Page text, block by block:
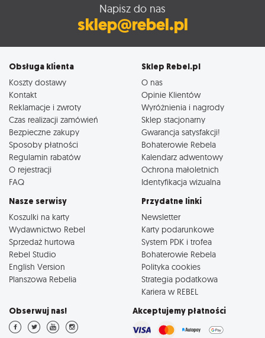
Napisz do nas
sklep@rebel.pl
Obsługa klienta
Koszty dostawy
Kontakt
Reklamacje i zwroty
Czas realizacji zamówień
Bezpieczne zakupy
Sposoby płatności
Regulamin rabatów
O rejestracji
FAQ
Sklep Rebel.pl
O nas
Opinie Klientów
Wyróżnienia i nagrody
Sklep stacjonarny
Gwarancja satysfakcji!
Bohaterowie Rebela
Kalendarz adwentowy
Ochrona małoletnich
Identyfikacja wizualna
Nasze serwisy
Koszulki na karty
Wydawnictwo Rebel
Sprzedaż hurtowa
Rebel Studio
English Version
Planszowa Rebelia
Przydatne linki
Newsletter
Karty podarunkowe
System PDK i trofea
Bohaterowie Rebela
Polityka cookies
Strategia podatkowa
Kariera w REBEL
Obserwuj nas! Akceptujemy płatności